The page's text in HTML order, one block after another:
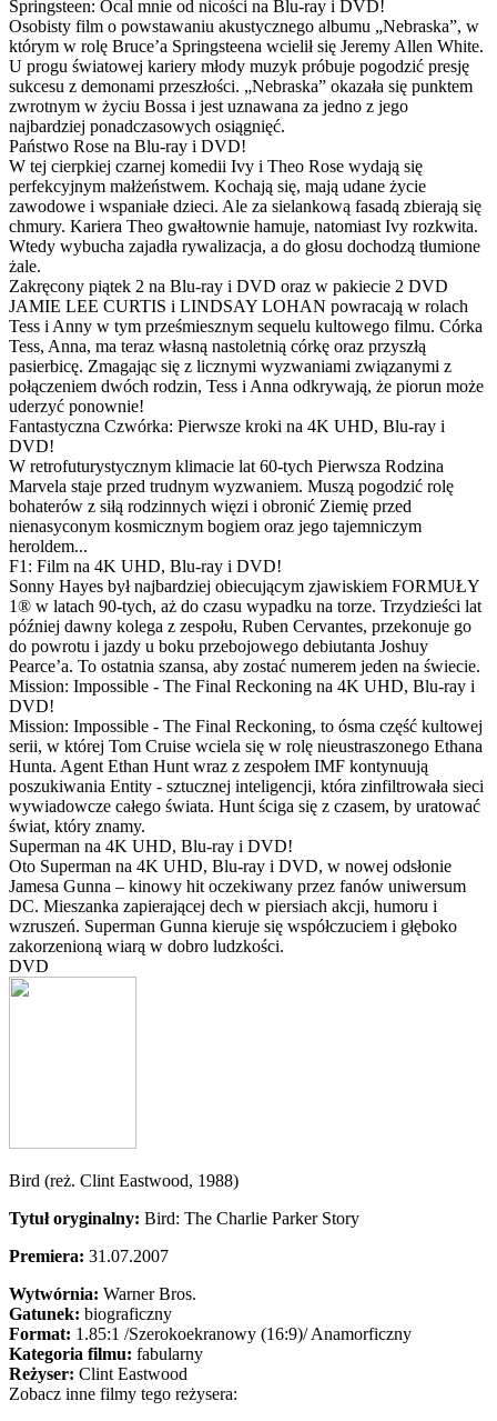
Springsteen: Ocal mnie od nicości na Blu-ray i DVD!
Osobisty film o powstawaniu akustycznego albumu „Nebraska”, w
którym w rolę Bruce’a Springsteena wcielił się Jeremy Allen White.
U progu światowej kariery młody muzyk próbuje pogodzić presję
sukcesu z demonami przeszłości. „Nebraska” okazała się punktem
zwrotnym w życiu Bossa i jest uznawana za jedno z jego
najbardziej ponadczasowych osiągnięć.
Państwo Rose na Blu-ray i DVD!
W tej cierpkiej czarnej komedii Ivy i Theo Rose wydają się
perfekcyjnym małżeństwem. Kochają się, mają udane życie
zawodowe i wspaniałe dzieci. Ale za sielankową fasadą zbierają się
chmury. Kariera Theo gwałtownie hamuje, natomiast Ivy rozkwita.
Wtedy wybucha zajadła rywalizacja, a do głosu dochodzą tłumione
żale.
Zakręcony piątek 2 na Blu-ray i DVD oraz w pakiecie 2 DVD
JAMIE LEE CURTIS i LINDSAY LOHAN powracają w rolach
Tess i Anny w tym prześmiesznym sequelu kultowego filmu. Córka
Tess, Anna, ma teraz własną nastoletnią córkę oraz przyszłą
pasierbicę. Zmagając się z licznymi wyzwaniami związanymi z
połączeniem dwóch rodzin, Tess i Anna odkrywają, że piorun może
uderzyć ponownie!
Fantastyczna Czwórka: Pierwsze kroki na 4K UHD, Blu-ray i
DVD!
W retrofuturystycznym klimacie lat 60-tych Pierwsza Rodzina
Marvela staje przed trudnym wyzwaniem. Muszą pogodzić rolę
bohaterów z siłą rodzinnych więzi i obronić Ziemię przed
nienasyconym kosmicznym bogiem oraz jego tajemniczym
heroldem...
F1: Film na 4K UHD, Blu-ray i DVD!
Sonny Hayes był najbardziej obiecującym zjawiskiem FORMUŁY
1® w latach 90-tych, aż do czasu wypadku na torze. Trzydzieści lat
później dawny kolega z zespołu, Ruben Cervantes, przekonuje go
do powrotu i jazdy u boku przebojowego debiutanta Joshuy
Pearce’a. To ostatnia szansa, aby zostać numerem jeden na świecie.
Mission: Impossible - The Final Reckoning na 4K UHD, Blu-ray i
DVD!
Mission: Impossible - The Final Reckoning, to ósma część kultowej
serii, w której Tom Cruise wciela się w rolę nieustraszonego Ethana
Hunta. Agent Ethan Hunt wraz z zespołem IMF kontynuują
poszukiwania Entity - sztucznej inteligencji, która zinfiltrowała sieci
wywiadowcze całego świata. Hunt ściga się z czasem, by uratować
świat, który znamy.
Superman na 4K UHD, Blu-ray i DVD!
Oto Superman na 4K UHD, Blu-ray i DVD, w nowej odsłonie
Jamesa Gunna – kinowy hit oczekiwany przez fanów uniwersum
DC. Mieszanka zapierającej dech w piersiach akcji, humoru i
wzruszeń. Superman Gunna kieruje się współczuciem i głęboko
zakorzenioną wiarą w dobro ludzkości.
DVD
Bird (reż. Clint Eastwood, 1988)
Tytuł oryginalny: Bird: The Charlie Parker Story
Premiera: 31.07.2007
Wytwórnia: Warner Bros.
Gatunek: biograficzny
Format: 1.85:1 /Szerokoekranowy (16:9)/Anamorficzny
Kategoria filmu: fabularny
Reżyser: Clint Eastwood
Zobacz inne filmy tego reżysera: